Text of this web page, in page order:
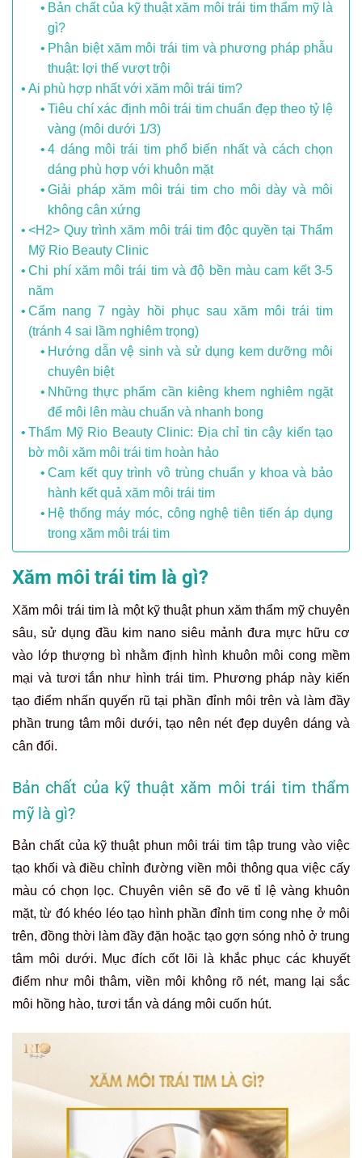
Bản chất của kỹ thuật xăm môi trái tim thẩm mỹ là
gì?
Phân biệt xăm môi trái tim và phương pháp phẫu
thuật: lợi thế vượt trội
Ai phù hợp nhất với xăm môi trái tim?
Tiêu chí xác định môi trái tim chuẩn đẹp theo tỷ lệ
vàng (môi dưới 1/3)
4 dáng môi trái tim phổ biến nhất và cách chọn
dáng phù hợp với khuôn mặt
Giải pháp xăm môi trái tim cho môi dày và môi
không cân xứng
<H2> Quy trình xăm môi trái tim độc quyền tại Thẩm
Mỹ Rio Beauty Clinic
Chi phí xăm môi trái tim và độ bền màu cam kết 3-5
năm
Cẩm nang 7 ngày hồi phục sau xăm môi trái tim
(tránh 4 sai lầm nghiêm trọng)
Hướng dẫn vệ sinh và sử dụng kem dưỡng môi
chuyên biệt
Những thực phẩm cần kiêng khem nghiêm ngặt
để môi lên màu chuẩn và nhanh bong
Thẩm Mỹ Rio Beauty Clinic: Địa chỉ tin cậy kiến tạo
bờ môi xăm môi trái tim hoàn hảo
Cam kết quy trình vô trùng chuẩn y khoa và bảo
hành kết quả xăm môi trái tim
Hệ thống máy móc, công nghệ tiên tiến áp dụng
trong xăm môi trái tim
Xăm môi trái tim là gì?
Xăm môi trái tim là một kỹ thuật phun xăm thẩm mỹ chuyên
sâu, sử dụng đầu kim nano siêu mảnh đưa mực hữu cơ
vào lớp thượng bì nhằm định hình khuôn môi cong mềm
mại và tươi tắn như hình trái tim. Phương pháp này kiến
tạo điểm nhấn quyến rũ tại phần đỉnh môi trên và làm đầy
phần trung tâm môi dưới, tạo nên nét đẹp duyên dáng và
cân đối.
Bản chất của kỹ thuật xăm môi trái tim thẩm
mỹ là gì?
Bản chất của kỹ thuật phun môi trái tim tập trung vào việc
tạo khối và điều chỉnh đường viền môi thông qua việc cấy
màu có chọn lọc. Chuyên viên sẽ đo vẽ tỉ lệ vàng khuôn
mặt, từ đó khéo léo tạo hình phần đỉnh tim cong nhẹ ở môi
trên, đồng thời làm đầy đặn hoặc tạo gợn sóng nhỏ ở trung
tâm môi dưới. Mục đích cốt lõi là khắc phục các khuyết
điểm như môi thâm, viền môi không rõ nét, mang lại sắc
môi hồng hào, tươi tắn và dáng môi cuốn hút.